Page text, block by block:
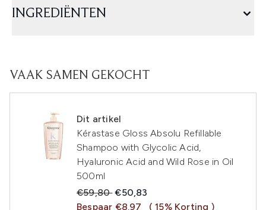
INGREDIËNTEN
VAAK SAMEN GEKOCHT
Dit artikel
Kérastase Gloss Absolu Refillable
Shampoo with Glycolic Acid,
Hyaluronic Acid and Wild Rose in Oil
500ml
Recommended Retail Price:
€59,80Huidige prijs:
€50,83
Bespaar €8.97
( 15% Korting )